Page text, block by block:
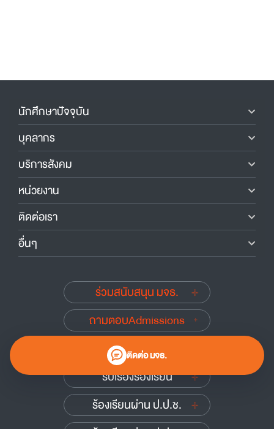
ติดต่อ มจธ.
นักศึกษาปัจจุบัน
บุคลากร
บริการสังคม
หน่วยงาน
ติดต่อเรา
อื่นๆ
ร่วมสนับสนุน มจธ.
ถามตอบAdmissions
นักศึกษาเก่าสัมพันธ์
รับเรื่องร้องเรียน
ร้องเรียนผ่าน ป.ป.ช.
ร้องเรียนผ่าน ป.ป.ท.